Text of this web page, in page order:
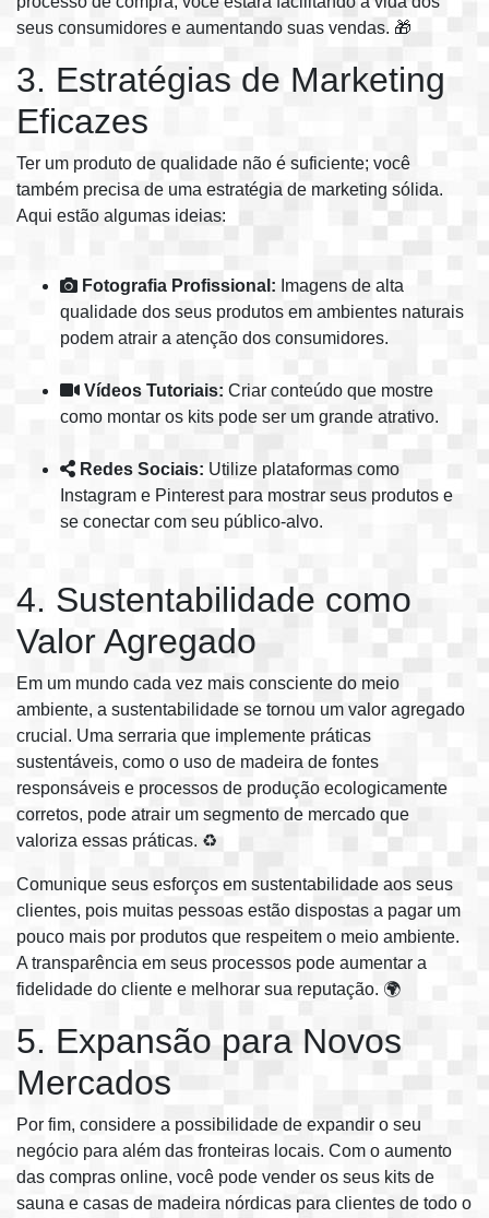
seus consumidores e aumentando suas vendas. 🎁
3. Estratégias de Marketing
Eficazes
Ter um produto de qualidade não é suficiente; você
também precisa de uma estratégia de marketing sólida.
Aqui estão algumas ideias:
Fotografia Profissional: Imagens de alta
qualidade dos seus produtos em ambientes naturais
podem atrair a atenção dos consumidores.
Vídeos Tutoriais: Criar conteúdo que mostre
como montar os kits pode ser um grande atrativo.
Redes Sociais: Utilize plataformas como
Instagram e Pinterest para mostrar seus produtos e
se conectar com seu público-alvo.
4. Sustentabilidade como
Valor Agregado
Em um mundo cada vez mais consciente do meio
ambiente, a sustentabilidade se tornou um valor agregado
crucial. Uma serraria que implemente práticas
sustentáveis, como o uso de madeira de fontes
responsáveis e processos de produção ecologicamente
corretos, pode atrair um segmento de mercado que
valoriza essas práticas. ♻️
Comunique seus esforços em sustentabilidade aos seus
clientes, pois muitas pessoas estão dispostas a pagar um
pouco mais por produtos que respeitem o meio ambiente.
A transparência em seus processos pode aumentar a
fidelidade do cliente e melhorar sua reputação. 🌍
5. Expansão para Novos
Mercados
Por fim, considere a possibilidade de expandir o seu
negócio para além das fronteiras locais. Com o aumento
das compras online, você pode vender os seus kits de
sauna e casas de madeira nórdicas para clientes de todo o